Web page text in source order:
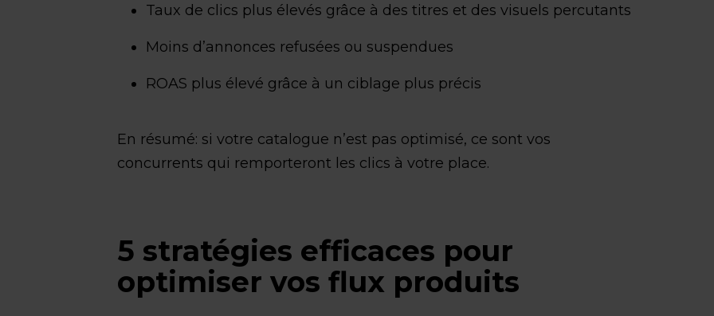
Taux de clics plus élevés grâce à des titres et des visuels percutants
Moins d’annonces refusées ou suspendues
ROAS plus élevé grâce à un ciblage plus précis
En résumé: si votre catalogue n’est pas optimisé, ce sont vos
concurrents qui remporteront les clics à votre place.
5 stratégies efficaces pour
optimiser vos flux produits